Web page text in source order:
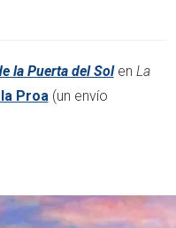
la Puerta del Solen La
Proa(un envío